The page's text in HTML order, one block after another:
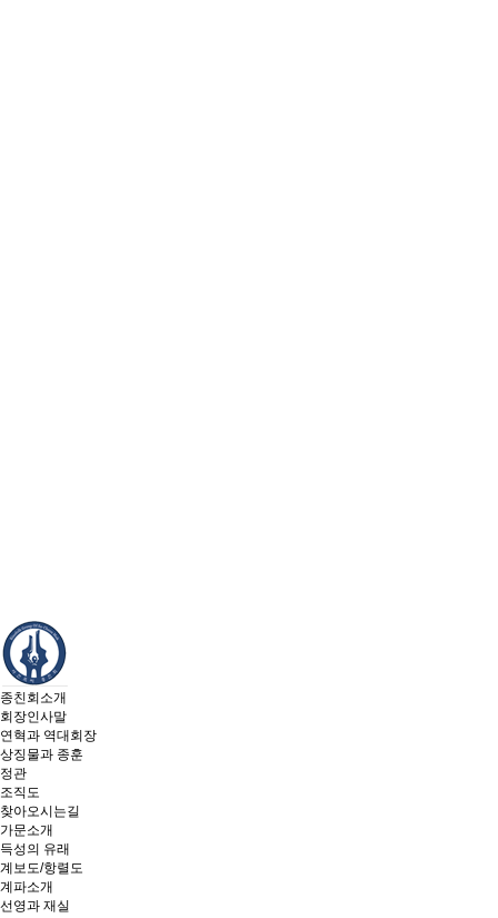
종친회소개
회장인사말
연혁과 역대회장
상징물과 종훈
정관
조직도
찾아오시는길
가문소개
득성의 유래
계보도/항렬도
계파소개
선영과 재실